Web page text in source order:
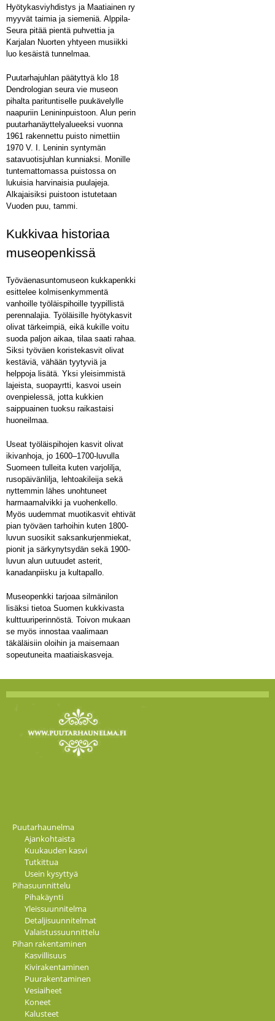
Hyötykasviyhdistys ja Maatiainen ry
myyvät taimia ja siemeniä. Alppila-
Seura pitää pientä puhvettia ja
Karjalan Nuorten yhtyeen musiikki
luo kesäistä tunnelmaa.
Puutarhajuhlan päätyttyä klo 18
Dendrologian seura vie museon
pihalta parituntiselle puukävelylle
naapuriin Lenininpuistoon. Alun perin
puutarhanäyttelyalueeksi vuonna
1961 rakennettu puisto nimettiin
1970 V. I. Leninin syntymän
satavuotisjuhlan kunniaksi. Monille
tuntemattomassa puistossa on
lukuisia harvinaisia puulajeja.
Alkajaisiksi puistoon istutetaan
Vuoden puu, tammi.
Kukkivaa historiaa
museopenkissä
Työväenasuntomuseon kukkapenkki
esittelee kolmisenkymmentä
vanhoille työläispihoille tyypillistä
perennalajia. Työläisille hyötykasvit
olivat tärkeimpiä, eikä kukille voitu
suoda paljon aikaa, tilaa saati rahaa.
Siksi työväen koristekasvit olivat
kestäviä, vähään tyytyviä ja
helppoja lisätä. Yksi yleisimmistä
lajeista, suopayrtti, kasvoi usein
ovenpielessä, jotta kukkien
saippuainen tuoksu raikastaisi
huoneilmaa.
Useat työläispihojen kasvit olivat
ikivanhoja, jo 1600–1700-luvulla
Suomeen tulleita kuten varjolilja,
rusopäivänlilja, lehtoakileija sekä
nyttemmin lähes unohtuneet
harmaamalvikki ja vuohenkello.
Myös uudemmat muotikasvit ehtivät
pian työväen tarhoihin kuten 1800-
luvun suosikit saksankurjenmiekat,
pionit ja särkynytsydän sekä 1900-
luvun alun uutuudet asterit,
kanadanpiisku ja kultapallo.
Museopenkki tarjoaa silmänilon
lisäksi tietoa Suomen kukkivasta
kulttuuriperinnöstä. Toivon mukaan
se myös innostaa vaalimaan
täkäläisiin oloihin ja maisemaan
sopeutuneita maatiaiskasveja.
Puutarhaunelma
Ajankohtaista
Kuukauden kasvi
Tutkittua
Usein kysyttyä
Pihasuunnittelu
Pihakäynti
Yleissuunnitelma
Detaljisuunnitelmat
Valaistussuunnittelu
Pihan rakentaminen
Kasvillisuus
Kivirakentaminen
Puurakentaminen
Vesiaiheet
Koneet
Kalusteet